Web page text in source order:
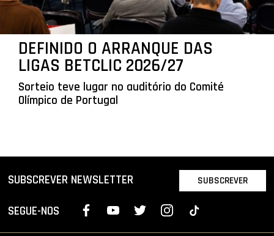
DEFINIDO O ARRANQUE DAS
LIGAS BETCLIC 2026/27
Sorteio teve lugar no auditório do Comité
Olímpico de Portugal
SUBSCREVER NEWSLETTER SUBSCREVER
SEGUE-NOS